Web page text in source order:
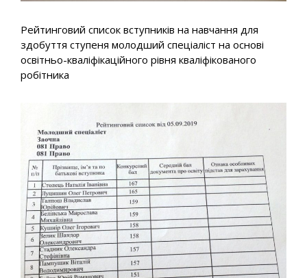
Рейтинговий список вступників на навчання для
здобуття ступеня молодший спеціаліст на основі
освітньо-кваліфікаційного рівня кваліфікованого
робітника